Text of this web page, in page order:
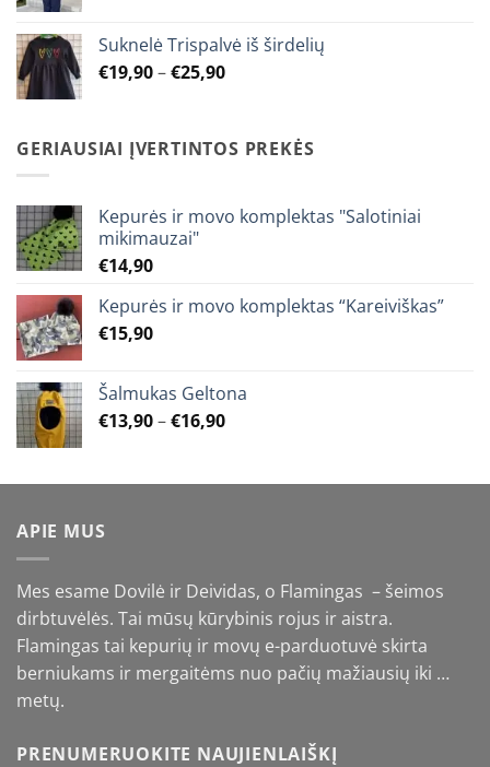
through
€15,90
Suknelė Trispalvė iš širdelių
€19,90–€25,90Price
through
€25,90
GERIAUSIAI ĮVERTINTOS PREKĖS
Kepurės ir movo komplektas "Salotiniai
mikimauzai"
€14,90
Kepurės ir movo komplektas “Kareiviškas”
€15,90
Šalmukas Geltona
€13,90–€16,90Price
through
APIE MUS
Mes esame Dovilė ir Deividas, o Flamingas – šeimos
dirbtuvėlės. Tai mūsų kūrybinis rojus ir aistra.
Flamingas tai kepurių ir movų e-parduotuvė skirta
berniukams ir mergaitėms nuo pačių mažiausių iki …
metų.
PRENUMERUOKITE NAUJIENLAIŠKĮ